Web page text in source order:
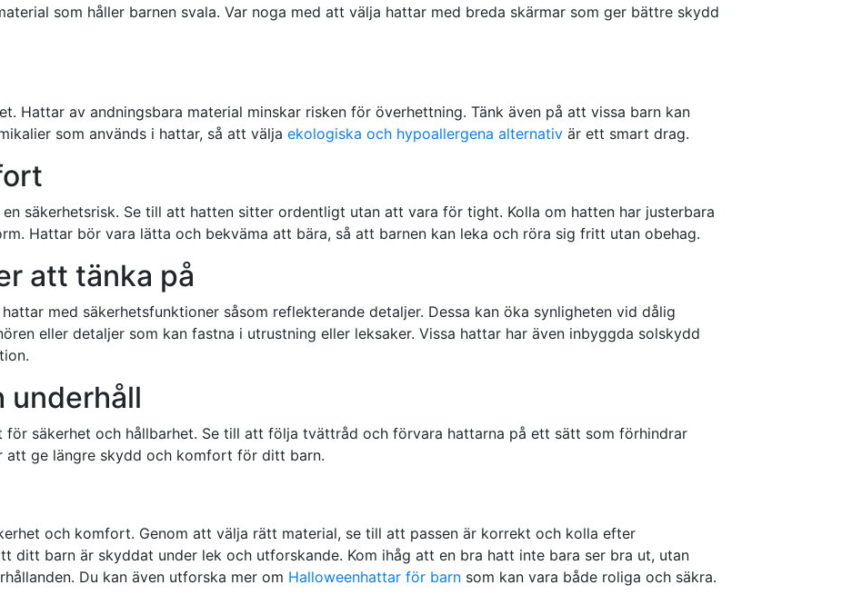
som håller barnen svala. Var noga med att välja hattar med breda skärmar som ger bättre skydd
Hattar av andningsbara material minskar risken för överhettning. Tänk även på att vissa barn kan
som används i hattar, så att välja ekologiska och hypoallergena alternativ är ett smart drag.
säkerhetsrisk. Se till att hatten sitter ordentligt utan att vara för tight. Kolla om hatten har justerbara
Hattar bör vara lätta och bekväma att bära, så att barnen kan leka och röra sig fritt utan obehag.
att tänka på
med säkerhetsfunktioner såsom reflekterande detaljer. Dessa kan öka synligheten vid dålig
eller detaljer som kan fastna i utrustning eller leksaker. Vissa hattar har även inbyggda solskydd
underhåll
säkerhet och hållbarhet. Se till att följa tvättråd och förvara hattarna på ett sätt som förhindrar
att ge längre skydd och komfort för ditt barn.
och komfort. Genom att välja rätt material, se till att passen är korrekt och kolla efter
ditt barn är skyddat under lek och utforskande. Kom ihåg att en bra hatt inte bara ser bra ut, utan
Du kan även utforska mer om Halloweenhattar för barn som kan vara både roliga och säkra.